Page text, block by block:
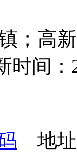
；高
时间
地址